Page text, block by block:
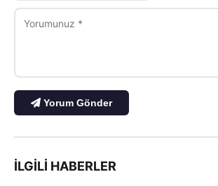
Yorum Gönder
İLGILI HABERLER